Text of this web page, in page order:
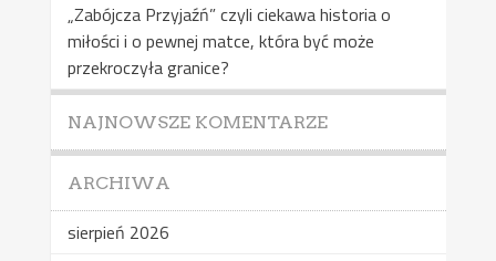
„Zabójcza Przyjaźń” czyli ciekawa historia o
miłości i o pewnej matce, która być może
przekroczyła granice?
NAJNOWSZE KOMENTARZE
ARCHIWA
sierpień 2026